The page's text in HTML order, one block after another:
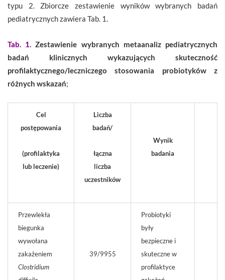
typu 2. Zbiorcze zestawienie wyników wybranych badań
pediatrycznych zawiera Tab. 1.
Tab. 1.
Zestawienie wybranych metaanaliz pediatrycznych
badań klinicznych wykazujących skuteczność
profilaktycznego/leczniczego stosowania probiotyków z
różnych wskazań;
Cel
postępowania
(profilaktyka
lub leczenie)
Liczba
badań/
łączna
liczba
uczestników
Wynik
badania
Przewlekła
biegunka
wywołana
zakażeniem
Clostridium
39/9955
Probiotyki
były
bezpieczne i
skuteczne w
profilaktyce